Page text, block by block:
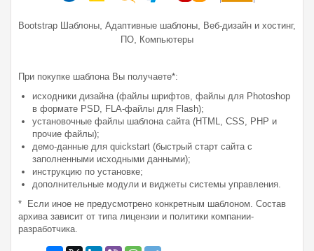
Bootstrap Шаблоны Адаптивные шаблоны Веб-дизайн и хостинг,
ПО Компьютеры
При покупке шаблона Вы получаете*:
исходники дизайна (файлы шрифтов, файлы для Photoshop
в формате PSD, FLA-файлы для Flash);
установочные файлы шаблона сайта (HTML, CSS, PHP и
прочие файлы);
демо-данные для quickstart (быстрый старт сайта с
заполненными исходными данными);
инструкцию по установке;
дополнительные модули и виджеты системы управления.
* Если иное не предусмотрено конкретным шаблоном. Состав
архива зависит от типа лицензии и политики компании-
разработчика.